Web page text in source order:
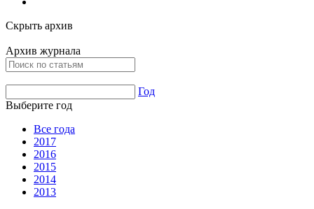
Скрыть архив
Архив журнала
Год
Выберите год
Все года
2017
2016
2015
2014
2013